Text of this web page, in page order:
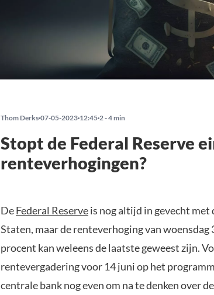
Thom Derks 07-05-2023 12:45 2 - 4 min
Stopt de Federal Reserve
renteverhogingen?
DeFederal Reserveis nog altijd in gevecht
Staten, maar de renteverhoging van woensdag
procent kan weleens de laatste geweest zijn.
rentevergadering voor 14 juni op het
centrale bank nog even om na te denken over